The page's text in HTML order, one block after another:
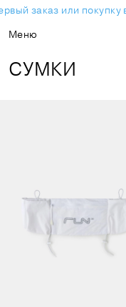
заказ или покупку
Меню
СУМКИ